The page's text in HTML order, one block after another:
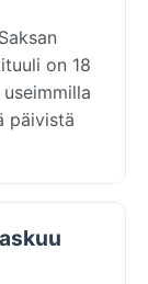
on 18
päivistä